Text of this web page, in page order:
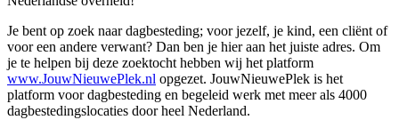
Je bent op zoek naar dagbesteding; voor jezelf, je kind, een cliënt of
voor een andere verwant? Dan ben je hier aan het juiste adres. Om
je te helpen bij deze zoektocht hebben wij het platform
www.JouwNieuwePlek.nl opgezet. JouwNieuwePlek is het
platform voor dagbesteding en begeleid werk met meer als 4000
dagbestedingslocaties door heel Nederland.